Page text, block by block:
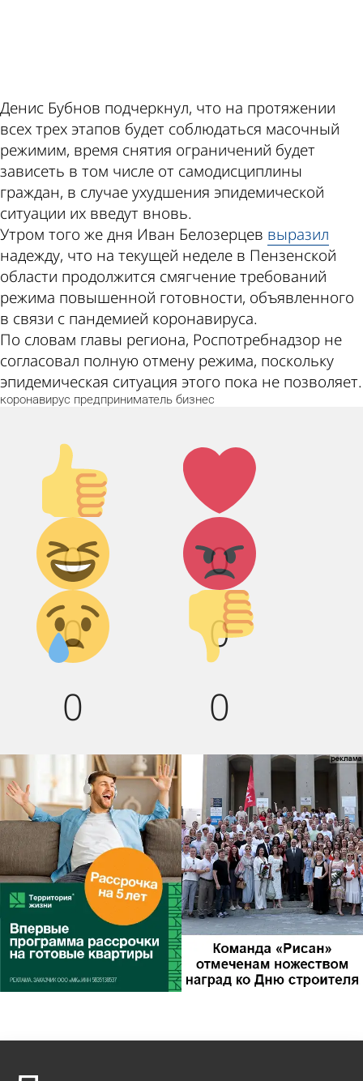
Денис Бубнов подчеркнул, что на протяжении
всех трех этапов будет соблюдаться масочный
режимим, время снятия ограничений будет
зависеть в том числе от самодисциплины
граждан, в случае ухудшения эпидемической
ситуации их введут вновь.
Утром того же дня Иван Белозерцев выразил
надежду, что на текущей неделе в Пензенской
области продолжится смягчение требований
режима повышенной готовности, объявленного
в связи с пандемией коронавируса.
По словам главы региона, Роспотребнадзор не
согласовал полную отмену режима, поскольку
эпидемическая ситуация этого пока не позволяет.
коронавирус предприниматель бизнес
Палец
вверх!
0
Лайк!
0
Дикий
смех!
0
Агрессия!
0
Грусть :(
0
Палец
вниз!
0